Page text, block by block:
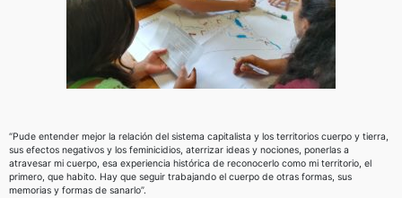
“Pude entender mejor la relación del sistema capitalista y los territorios cuerpo y tierra,
sus efectos negativos y los feminicidios, aterrizar ideas y nociones, ponerlas a
atravesar mi cuerpo, esa experiencia histórica de reconocerlo como mi territorio, el
primero, que habito. Hay que seguir trabajando el cuerpo de otras formas, sus
memorias y formas de sanarlo”.